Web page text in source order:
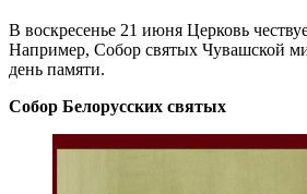
В воскресенье 21 июня Церковь
Например, Собор святых Чувашской
день памяти.
Собор Белорусских святых